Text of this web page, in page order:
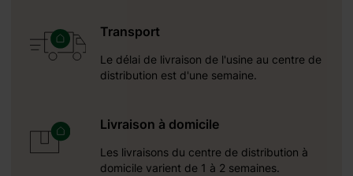
Transport
Le délai de livraison de l'usine au centre de
distribution est d'une semaine.
Livraison à domicile
Les livraisons du centre de distribution à
domicile varient de 1 à 2 semaines.